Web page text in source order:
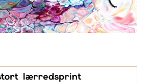
lærredsprint